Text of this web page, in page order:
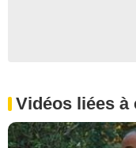
Vidéos liées à